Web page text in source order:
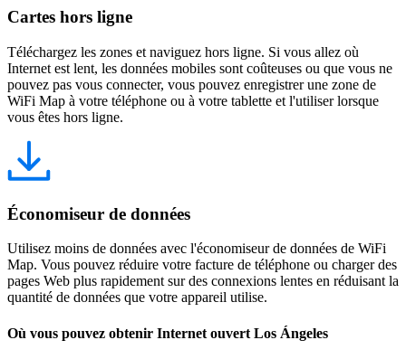
Cartes hors ligne
Téléchargez les zones et naviguez hors ligne. Si vous allez où
Internet est lent, les données mobiles sont coûteuses ou que vous ne
pouvez pas vous connecter, vous pouvez enregistrer une zone de
WiFi Map à votre téléphone ou à votre tablette et l'utiliser lorsque
vous êtes hors ligne.
Économiseur de données
Utilisez moins de données avec l'économiseur de données de WiFi
Map. Vous pouvez réduire votre facture de téléphone ou charger des
pages Web plus rapidement sur des connexions lentes en réduisant la
quantité de données que votre appareil utilise.
Où vous pouvez obtenir Internet ouvert Los Ángeles